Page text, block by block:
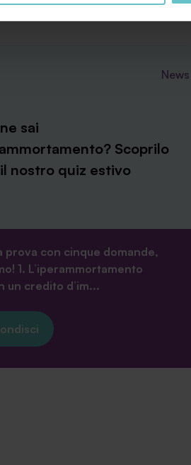
News
sai
Scoprilo
nostro quiz estivo
prova con cinque domande,
1. L’iperammortamento
un credito d’im...